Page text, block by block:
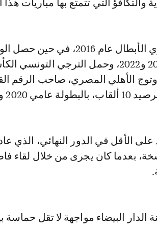
التي تتمتع بها مباريات هذا
وفاز صنداونز بلقبه الوحيد في دوري الأبطال عام
من ضمنها لقبا 2018 و2019، وتوج الأهلي المصري، صاحب
و2021.
الأقل في الدور النهائي، الذي عاد
بعدما كان يجرى من خلال لقاء
البيضاء مواجهة لا تقل حماسة